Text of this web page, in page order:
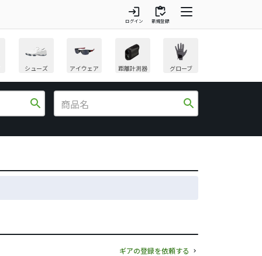
login
ログイン
inventory
新規登録
シューズ アイウェア 距離計測器 グローブ
search search
ギアの登録を依頼する